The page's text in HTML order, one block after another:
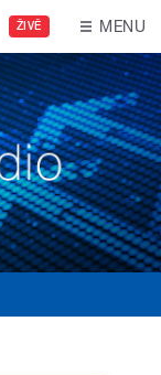
ŽIVĚ MENU